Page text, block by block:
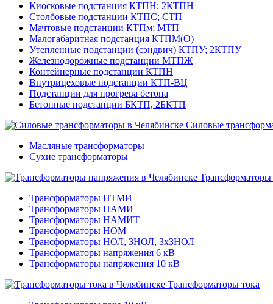
Киосковые подстанция КТПН; 2КТПН
Столбовые подстанции КТПС; СТП
Мачтовые подстанции КТПм; МТП
Малогабаритная подстанция КТПМ(О)
Утепленные подстанции (сэндвич) КТПУ; 2КТПУ
Железнодорожные подстанции МТПЖ
Контейнерные подстанции КТПН
Внутрицеховые подстанции КТП-ВЦ
Подстанции для прогрева бетона
Бетонные подстанции БКТП, 2БКТП
Силовые
Масляные трансформаторы
Сухие трансформаторы
Трансформаторы НТМИ
Трансформаторы НАМИ
Трансформаторы НАМИТ
Трансформаторы НОМ
Трансформаторы НОЛ, ЗНОЛ, 3хЗНОЛ
Трансформаторы напряжения 6 кВ
Трансформаторы напряжения 10 кВ
Трансформаторы тока